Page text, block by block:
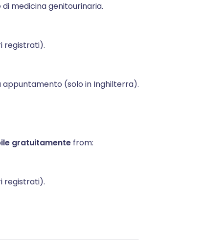
medicina genitourinaria.
registrati).
appuntamento (solo in Inghilterra).
gratuitamente from:
registrati).